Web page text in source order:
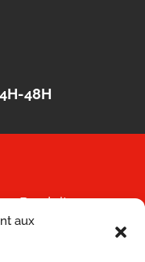
aux
48H
Produits